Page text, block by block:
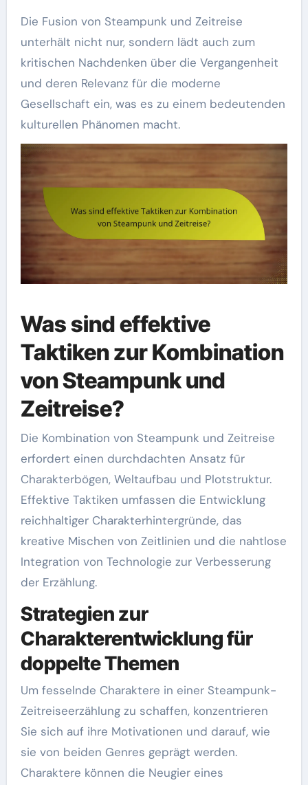
Die Fusion von Steampunk und Zeitreise
unterhält nicht nur, sondern lädt auch zum
kritischen Nachdenken über die Vergangenheit
und deren Relevanz für die moderne
Gesellschaft ein, was es zu einem bedeutenden
kulturellen Phänomen macht.
Was sind effektive
Taktiken zur Kombination
von Steampunk und
Zeitreise?
Die Kombination von Steampunk und Zeitreise
erfordert einen durchdachten Ansatz für
Charakterbögen, Weltaufbau und Plotstruktur.
Effektive Taktiken umfassen die Entwicklung
reichhaltiger Charakterhintergründe, das
kreative Mischen von Zeitlinien und die nahtlose
Integration von Technologie zur Verbesserung
der Erzählung.
Strategien zur
Charakterentwicklung für
doppelte Themen
Um fesselnde Charaktere in einer Steampunk-
Zeitreiseerzählung zu schaffen, konzentrieren
Sie sich auf ihre Motivationen und darauf, wie
sie von beiden Genres geprägt werden.
Charaktere können die Neugier eines